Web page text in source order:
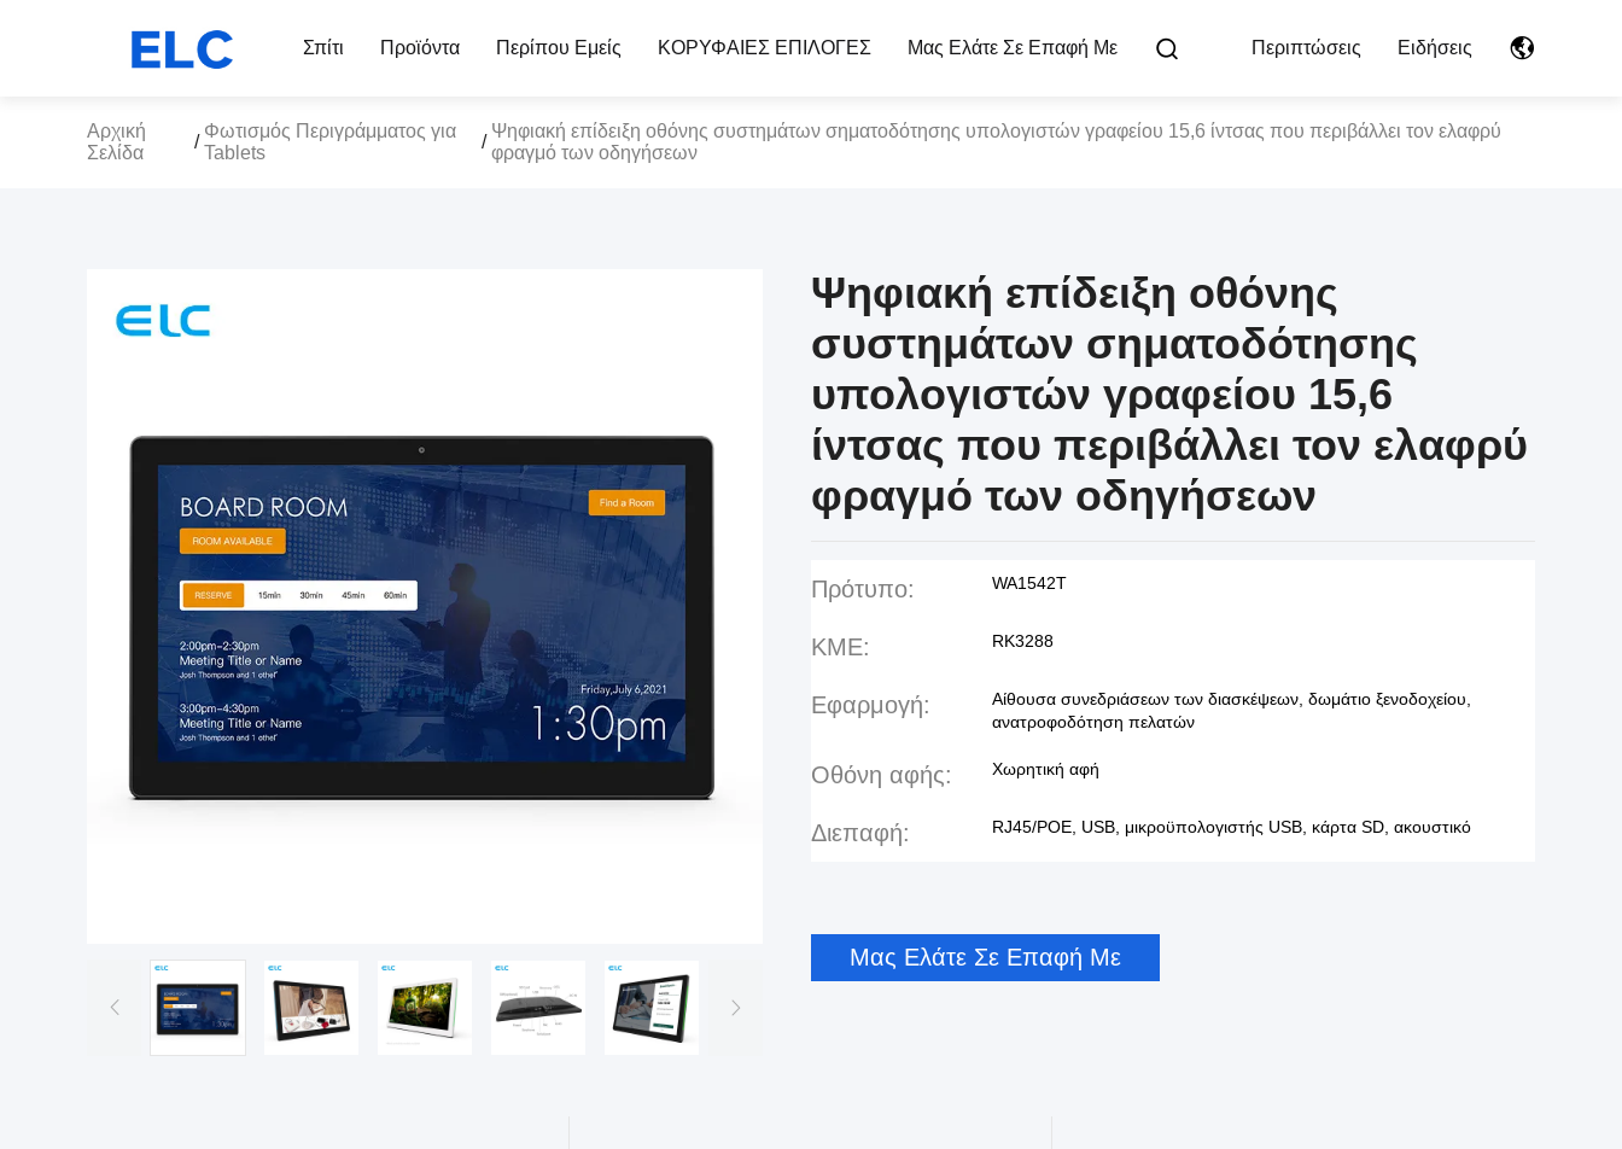
Σπίτι Προϊόντα Περίπου Εμείς ΚΟΡΥΦΑΙΕΣ ΕΠΙΛΟΓΕΣ Μας Ελάτε Σε Επαφή Με Περιπτώσεις Ειδήσεις
Αρχική
Σελίδα
/
Φωτισμός Περιγράμματος για
Tablets
/
Ψηφιακή επίδειξη οθόνης συστημάτων σηματοδότησης υπολογιστών γραφείου 15,6 ίντσας που περιβάλλει τον ελαφρύ
φραγμό των οδηγήσεων
Ψηφιακή επίδειξη οθόνης
συστημάτων σηματοδότησης
υπολογιστών γραφείου 15,6
ίντσας που περιβάλλει τον ελαφρύ
φραγμό των οδηγήσεων
Πρότυπο: WA1542T
ΚΜΕ: RK3288
Εφαρμογή:
Αίθουσα συνεδριάσεων των διασκέψεων, δωμάτιο ξενοδοχείου,
ανατροφοδότηση πελατών
Οθόνη αφής: Χωρητική αφή
Διεπαφή: RJ45/POE, USB, μικροϋπολογιστής USB, κάρτα SD, ακουστικό
Μας Ελάτε Σε Επαφή Με